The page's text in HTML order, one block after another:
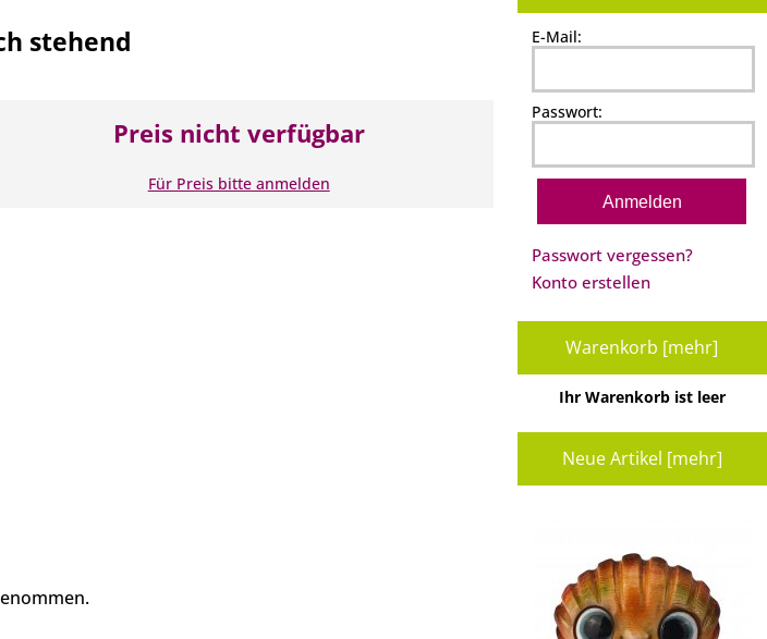
stehend
Preis nicht verfügbar
Für Preis bitte anmelden
E-Mail:
Passwort:
Passwort vergessen?
Konto erstellen
Warenkorb [mehr]
Ihr Warenkorb ist leer
Neue Artikel [mehr]